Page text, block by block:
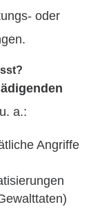
oder
a.:
Angriffe